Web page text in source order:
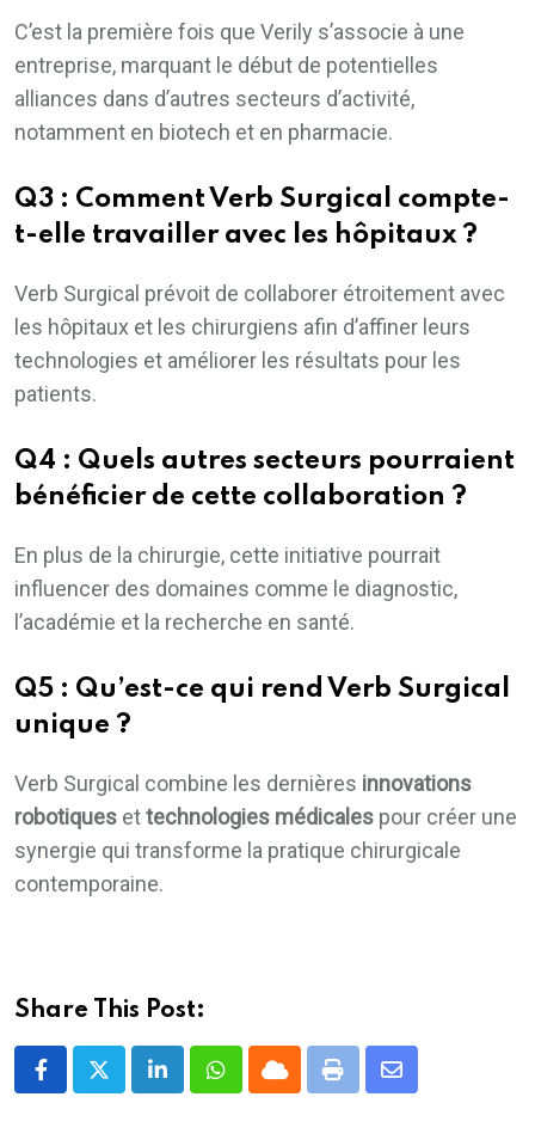
C’est la première fois que Verily s’associe à une
entreprise, marquant le début de potentielles
alliances dans d’autres secteurs d’activité,
notamment en biotech et en pharmacie.
Q3 : Comment Verb Surgical compte-
t-elle travailler avec les hôpitaux ?
Verb Surgical prévoit de collaborer étroitement avec
les hôpitaux et les chirurgiens afin d’affiner leurs
technologies et améliorer les résultats pour les
patients.
Q4 : Quels autres secteurs pourraient
bénéficier de cette collaboration ?
En plus de la chirurgie, cette initiative pourrait
influencer des domaines comme le diagnostic,
l’académie et la recherche en santé.
Q5 : Qu’est-ce qui rend Verb Surgical
unique ?
Verb Surgical combine les dernières innovations
robotiques ettechnologies médicales pour créer une
synergie qui transforme la pratique chirurgicale
contemporaine.
Share This Post:
LinkedInWhatsapp
CloudPrint
Share